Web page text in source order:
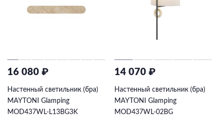
16 080 ₽
Настенный светильник (бра)
MAYTONI Glamping
MOD437WL-L13BG3K
14 070 ₽
Настенный светильник (бра)
MAYTONI Glamping
MOD437WL-02BG